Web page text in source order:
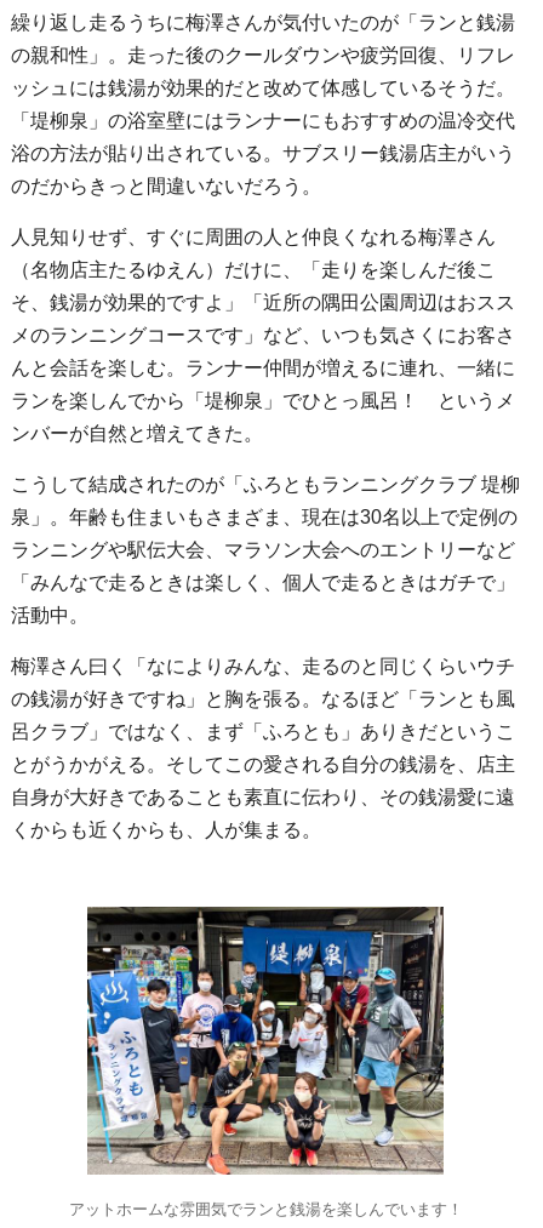
繰り返し走るうちに梅澤さんが気付いたのが「ランと銭湯
の親和性」。走った後のクールダウンや疲労回復、リフレ
ッシュには銭湯が効果的だと改めて体感しているそうだ。
「堤柳泉」の浴室壁にはランナーにもおすすめの温冷交代
浴の方法が貼り出されている。サブスリー銭湯店主がいう
のだからきっと間違いないだろう。
人見知りせず、すぐに周囲の人と仲良くなれる梅澤さん
（名物店主たるゆえん）だけに、「走りを楽しんだ後こ
そ、銭湯が効果的ですよ」「近所の隅田公園周辺はおスス
メのランニングコースです」など、いつも気さくにお客さ
んと会話を楽しむ。ランナー仲間が増えるに連れ、一緒に
ランを楽しんでから「堤柳泉」でひとっ風呂！ というメ
ンバーが自然と増えてきた。
こうして結成されたのが「ふろともランニングクラブ 堤柳
泉」。年齢も住まいもさまざま、現在は30名以上で定例の
ランニングや駅伝大会、マラソン大会へのエントリーなど
「みんなで走るときは楽しく、個人で走るときはガチで」
活動中。
梅澤さん曰く「なによりみんな、走るのと同じくらいウチ
の銭湯が好きですね」と胸を張る。なるほど「ランとも風
呂クラブ」ではなく、まず「ふろとも」ありきだというこ
とがうかがえる。そしてこの愛される自分の銭湯を、店主
自身が大好きであることも素直に伝わり、その銭湯愛に遠
くからも近くからも、人が集まる。
アットホームな雰囲気でランと銭湯を楽しんでいます！